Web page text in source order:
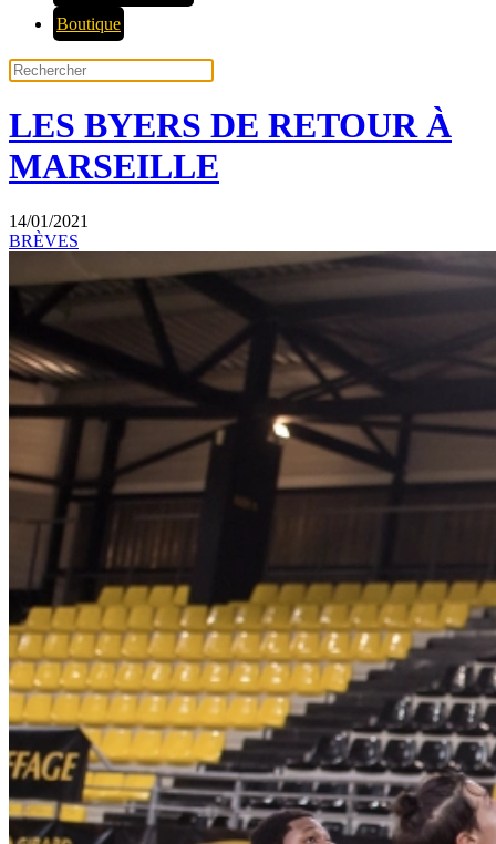
Boutique
LES BYERS DE RETOUR À
MARSEILLE
14/01/2021
BRÈVES